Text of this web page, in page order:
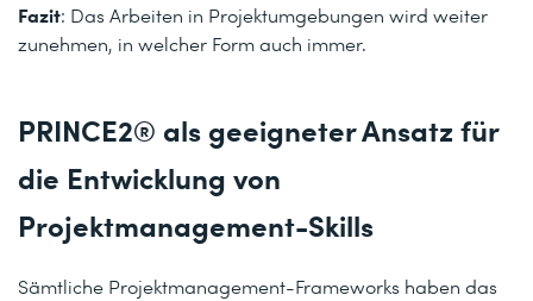
Fazit: Das Arbeiten in Projektumgebungen wird weiter
zunehmen, in welcher Form auch immer.
PRINCE2® als geeigneter Ansatz für
die Entwicklung von
Projektmanagement-Skills
Sämtliche Projektmanagement-Frameworks haben das